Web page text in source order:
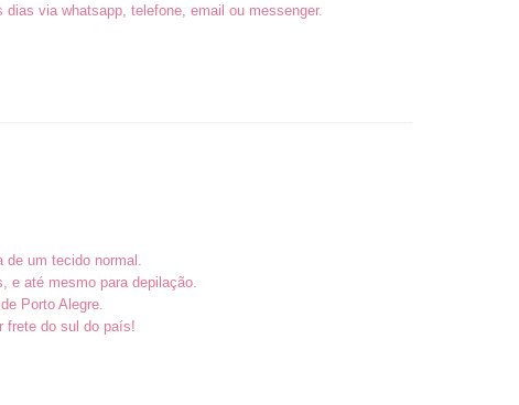
via whatsapp, telefone, email ou messenger.
um tecido normal.
e até mesmo para depilação.
Porto Alegre.
frete do sul do país!